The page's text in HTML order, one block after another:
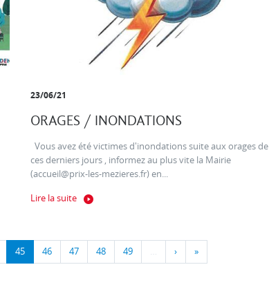
23/06/21
ORAGES / INONDATIONS
Vous avez été victimes d'inondations suite aux orages de
ces derniers jours , informez au plus vite la Mairie
(accueil@prix-les-mezieres.fr) en...
Lire la suite
45 46 47 48 49 … › »